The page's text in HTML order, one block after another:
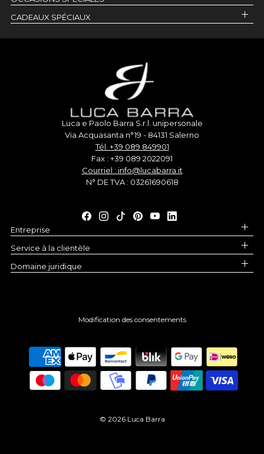
CADEAUX SPÉCIAUX
Luca e Paolo Barra S.r.l. unipersonale
Via Acquasanta n°19 - 84131 Salerno
Tél. +39 089 849901
Fax : +39 089 2022091
Courriel : info@lucabarra.it
N° DE TVA : 03261690618
Entreprise
Service à la clientèle
Domaine juridique
Modification des consentements
© 2026 Luca Barra